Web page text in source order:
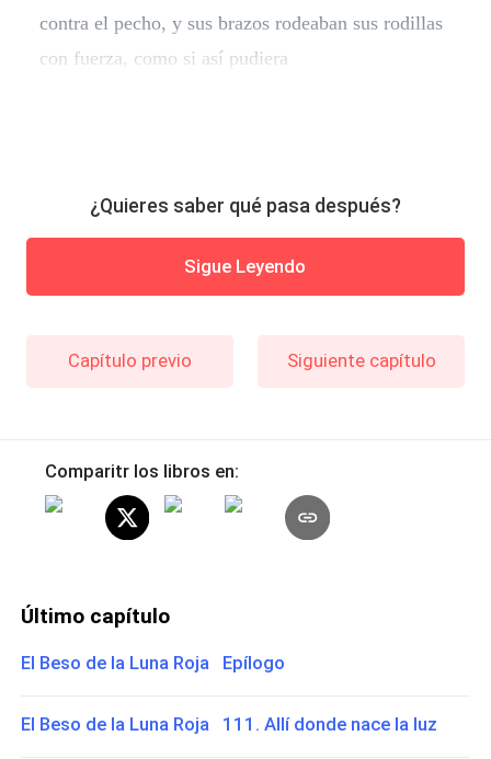
contra el pecho, y sus brazos rodeaban sus rodillas
con fuerza, como si así pudiera
¿Quieres saber qué pasa después?
Sigue Leyendo
Capítulo previo Siguiente capítulo
Comparitr los libros en:
Último capítulo
El Beso de la Luna Roja Epílogo
El Beso de la Luna Roja 111. Allí donde nace la luz